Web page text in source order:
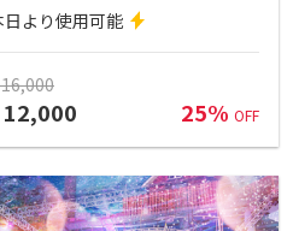
日より使用可能
12,000 25% OFF